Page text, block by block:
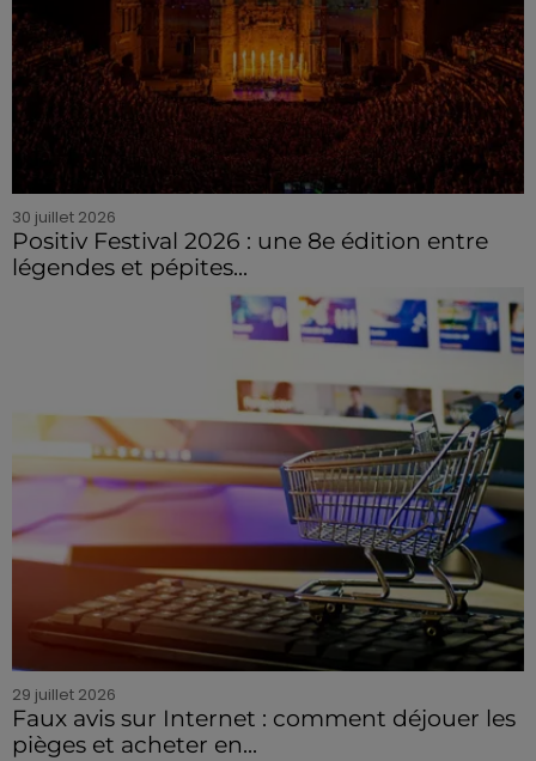
30 juillet 2026
Positiv Festival 2026 : une 8e édition entre
légendes et pépites...
29 juillet 2026
Faux avis sur Internet : comment déjouer les
pièges et acheter en...